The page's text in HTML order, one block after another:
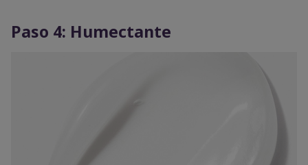
Paso 4: Humectante